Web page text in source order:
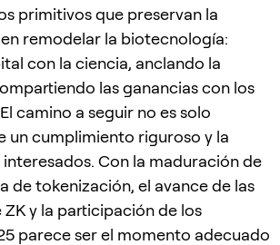
primitivos que preservan la
remodelar la biotecnología:
con la ciencia, anclando la
las ganancias con los
camino a seguir no es solo
un cumplimiento riguroso y la
Con la maduración de
de tokenización, el avance de las
y la participación de los
parece ser el momento adecuado